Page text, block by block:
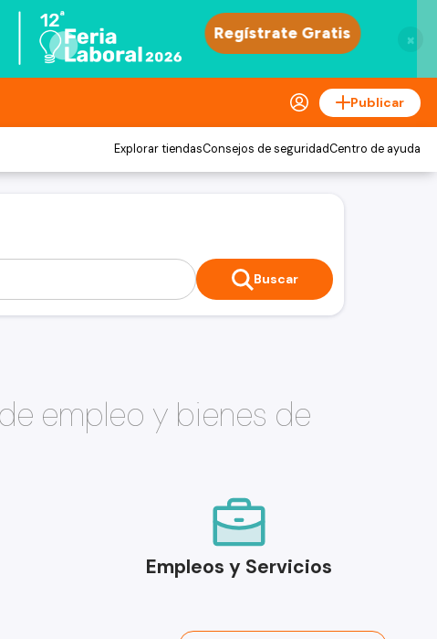
×
Publicar
Explorar tiendasConsejos de seguridadCentro de ayuda
Buscar
empleo y bienes de
Empleos y Servicios